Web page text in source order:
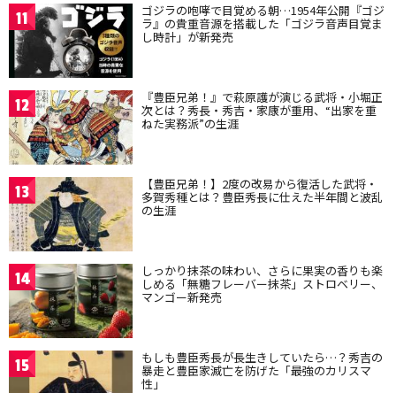
11 ゴジラの咆哮で目覚める朝…1954年公開『ゴジ
ラ』の貴重音源を搭載した「ゴジラ音声目覚ま
し時計」が新発売
12 『豊臣兄弟！』で萩原護が演じる武将・小堀正
次とは？秀長・秀吉・家康が重用、“出家を重
ねた実務派”の生涯
13 【豊臣兄弟！】2度の改易から復活した武将・
多賀秀種とは？豊臣秀長に仕えた半年間と波乱
の生涯
14 しっかり抹茶の味わい、さらに果実の香りも楽
しめる「無糖フレーバー抹茶」ストロベリー、
マンゴー新発売
15 もしも豊臣秀長が長生きしていたら…？秀吉の
暴走と豊臣家滅亡を防げた「最強のカリスマ
性」